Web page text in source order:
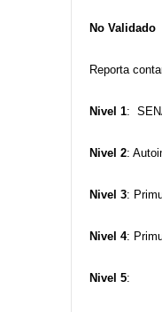
No Validado
Reporta
Nivel 1:
Nivel 2:
Nivel 3:
Nivel 4:
Nivel 5: